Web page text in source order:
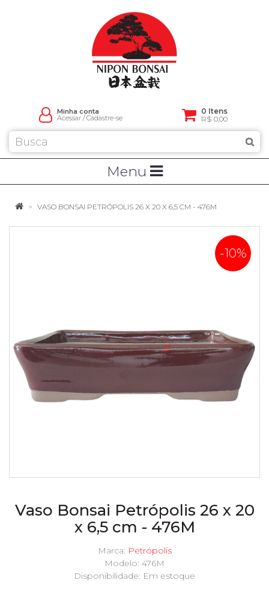
Minha conta
Acessar/Cadastre-se
0 Itens
R$ 0,00
Menu
VASO BONSAI PETRÓPOLIS 26 X 20 X 6,5 CM - 476M
-10%
Vaso Bonsai Petrópolis 26 x 20
x 6,5 cm - 476M
Marca: Petrópolis
Modelo: 476M
Disponibilidade: Em estoque